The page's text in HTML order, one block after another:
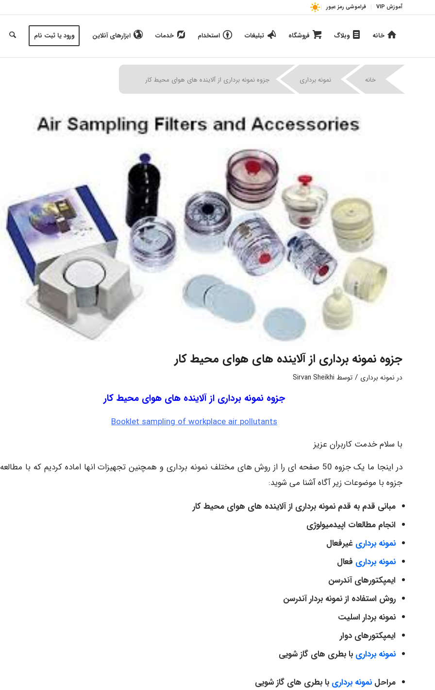
آموزش VIP فراموشی رمز عبور
خانه وبلاگ فروشگاه تبلیغات استخدام خدمات ابزارهای آنلاین ورود یا ثبت نام
خانه نمونه برداری | جزوه نمونه برداری از آلاینده های هوای محیط کار
جزوه نمونه برداری از آلاینده های هوای محیط کار
در نمونه برداری / توسط Sirvan Sheikhi
جزوه نمونه برداری از آلاینده های هوای محیط کار
Bookletsampling ofworkplace airpollutants
با سلام خدمت کاربران عزیز
در اینجا ما یک جزوه 50 صفحه ای را از روش های مختلف نمونه برداری و همچنین تجهیزات انها اماده کردیم که با
جزوه با موضوعات زیر آگاه آشنا می شوید:
مبانی قدم به قدم نمونه برداری از آلاینده های هوای محیط کار
انجام مطالعات اپیدمیولوژی
نمونه برداری غیرفعال
نمونه برداری فعال
ایمپکتورهای آندرسن
روش استفاده از نمونه بردار آندرسن
نمونه بردار اسلیت
ایمپکتورهای دوار
نمونه برداری با بطری های گاز شویی
مراحل نمونه برداری با بطری های گاز شویی